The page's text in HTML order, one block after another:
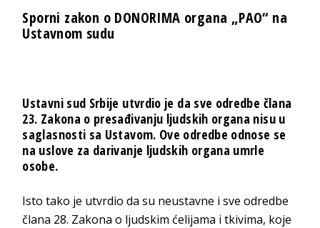
Sporni zakon o DONORIMA organa „PAO“ na
Ustavnom sudu
Ustavni sud Srbije utvrdio je da sve odredbe člana
23. Zakona o presađivanju ljudskih organa nisu u
saglasnosti sa Ustavom. Ove odredbe odnose se
na uslove za darivanje ljudskih organa umrle
osobe.
Isto tako je utvrdio da su neustavne i sve odredbe
člana 28. Zakona o ljudskim ćelijama i tkivima, koje